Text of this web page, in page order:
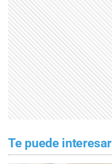
Te puede interesar